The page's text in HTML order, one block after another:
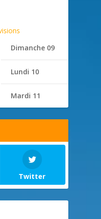
Dimanche 09
Lundi 10
Mardi 11
Twitter